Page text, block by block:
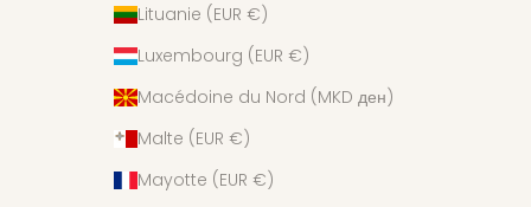
Lituanie (EUR €)
Luxembourg (EUR €)
Macédoine du Nord (MKD ден)
Malte (EUR €)
Mayotte (EUR €)